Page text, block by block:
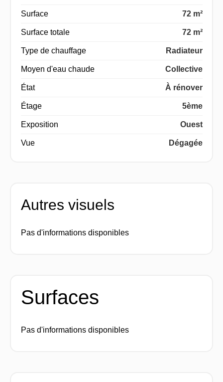
Surface 72 m²
Surface totale 72 m²
Type de chauffage Radiateur
Moyen d'eau chaude Collective
État À rénover
Étage 5ème
Exposition Ouest
Vue Dégagée
Autres visuels
Pas d'informations disponibles
Surfaces
Pas d'informations disponibles